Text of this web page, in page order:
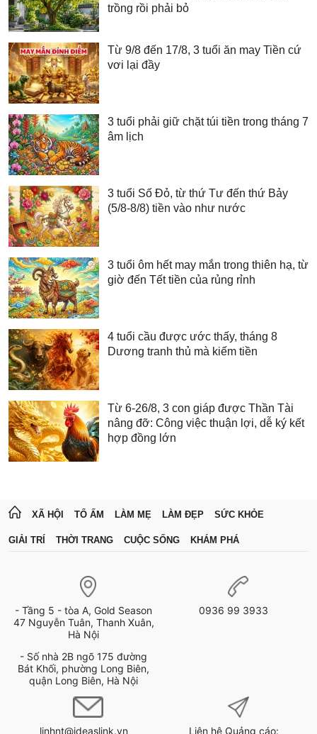
trồng rồi phải bỏ
Từ 9/8 đến 17/8, 3 tuổi ăn may Tiền cứ
vơi lại đầy
3 tuổi phải giữ chặt túi tiền trong tháng 7
âm lịch
3 tuổi Số Đỏ, từ thứ Tư đến thứ Bảy
(5/8-8/8) tiền vào như nước
3 tuổi ôm hết may mắn trong thiên hạ, từ
giờ đến Tết tiền của rủng rỉnh
4 tuổi cầu được ước thấy, tháng 8
Dương tranh thủ mà kiếm tiền
Từ 6-26/8, 3 con giáp được Thần Tài
nâng đỡ: Công việc thuận lợi, dễ ký kết
hợp đồng lớn
XÃ HỘI TỔ ẤM LÀM MẸ LÀM ĐẸP SỨC KHỎE
GIẢI TRÍ THỜI TRANG CUỘC SỐNG KHÁM PHÁ
- Tầng 5 - tòa A, Gold Season
47 Nguyễn Tuân, Thanh Xuân,
Hà Nội
- Số nhà 2B ngõ 175 đường
Bát Khối, phường Long Biên,
quận Long Biên, Hà Nội
0936 99 3933
linhnt@ideaslink.vn Liên hệ Quảng cáo: